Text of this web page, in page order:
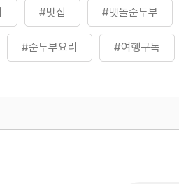
#맛집 #맷돌순두부
#순두부요리 #여행구독